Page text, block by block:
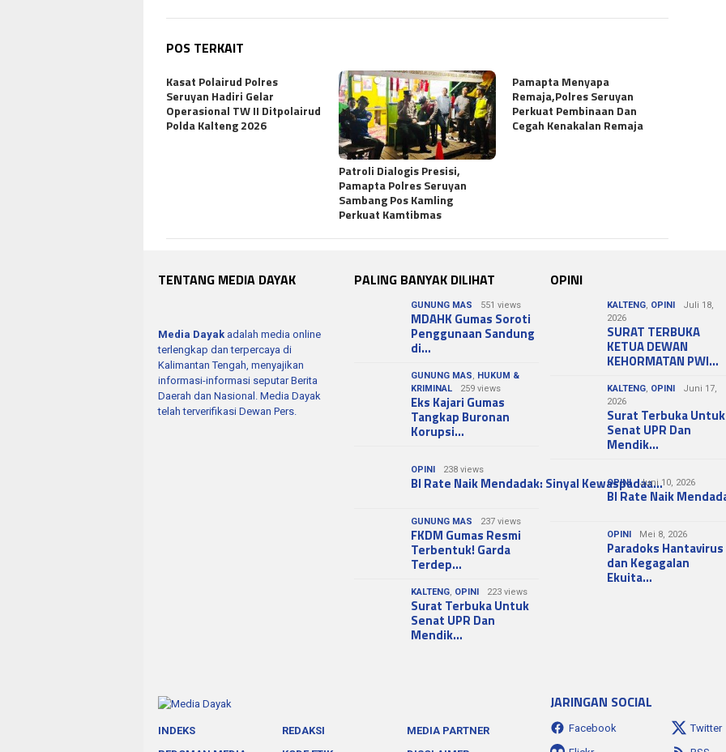
POS TERKAIT
Kasat Polairud Polres
Seruyan Hadiri Gelar
Operasional TW II Ditpolairud
Polda Kalteng 2026
Patroli Dialogis Presisi,
Pamapta Polres Seruyan
Sambang Pos Kamling
Perkuat Kamtibmas
Pamapta Menyapa
Remaja,Polres Seruyan
Perkuat Pembinaan Dan
Cegah Kenakalan Remaja
TENTANG MEDIA DAYAK
Media Dayak adalah media online
terlengkap dan terpercaya di
Kalimantan Tengah, menyajikan
informasi-informasi seputar Berita
Daerah dan Nasional. Media Dayak
telah terverifikasi Dewan Pers.
PALING BANYAK DILIHAT
GUNUNG MAS 551 views
MDAHK Gumas Soroti
Penggunaan Sandung
di…
GUNUNG MAS, HUKUM &
KRIMINAL
259 views
Eks Kajari Gumas
Tangkap Buronan
Korupsi…
OPINI 238 views
BI Rate Naik Mendadak: Sinyal Kewaspadaa…
GUNUNG MAS 237 views
FKDM Gumas Resmi
Terbentuk! Garda
Terdep…
KALTENG, OPINI 223 views
Surat Terbuka Untuk
Senat UPR Dan
Mendik…
OPINI
KALTENG, OPINI
Juli 18,
2026
SURAT TERBUKA
KETUA DEWAN
KEHORMATAN PWI…
KALTENG, OPINI
Juni 17,
2026
Surat Terbuka Untuk
Senat UPR Dan
Mendik…
OPINI Juni 10, 2026
BI Rate Naik
OPINI Mei 8, 2026
Paradoks Hantavirus
dan Kegagalan
Ekuita…
INDEKS REDAKSI
MEDIA PARTNER
JARINGAN SOCIAL
Facebook Twitter